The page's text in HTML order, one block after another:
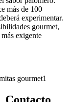
más de 100
experimentar.
gourmet,
exigente